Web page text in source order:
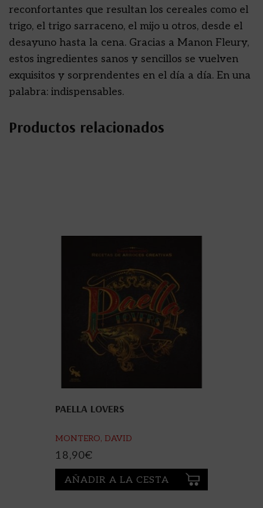
reconfortantes que resultan los cereales como el
trigo, el trigo sarraceno, el mijo u otros, desde el
desayuno hasta la cena. Gracias a Manon Fleury,
estos ingredientes sanos y sencillos se vuelven
exquisitos y sorprendentes en el día a día. En una
palabra: indispensables.
Productos relacionados
PAELLA LOVERS
MONTERO, DAVID
18,90€
AÑADIR A LA CESTA